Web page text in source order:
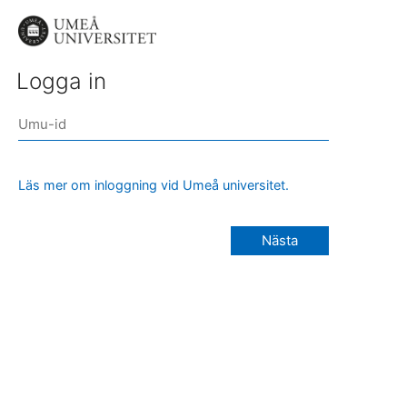
Logga in
Läs mer om inloggning vid Umeå universitet.
Nästa